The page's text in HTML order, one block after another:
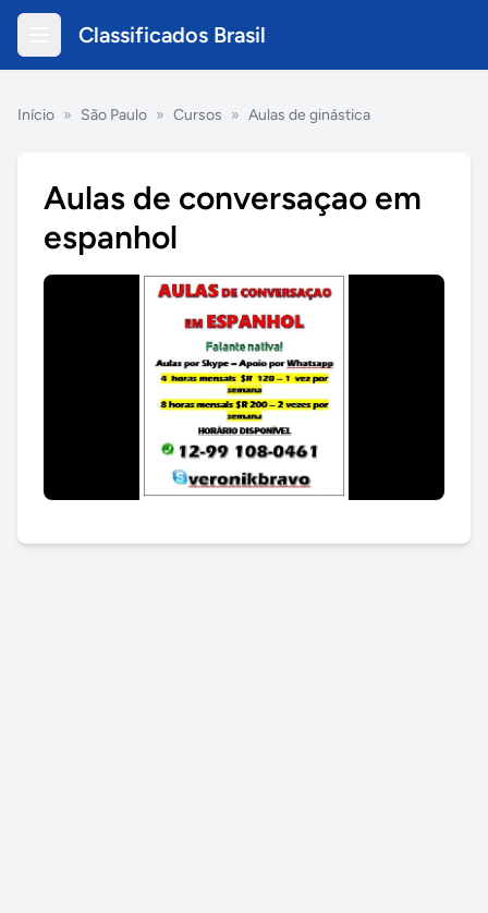
Classificados Brasil
Início » São Paulo » Cursos » Aulas de ginástica
Aulas de conversaçao em
espanhol